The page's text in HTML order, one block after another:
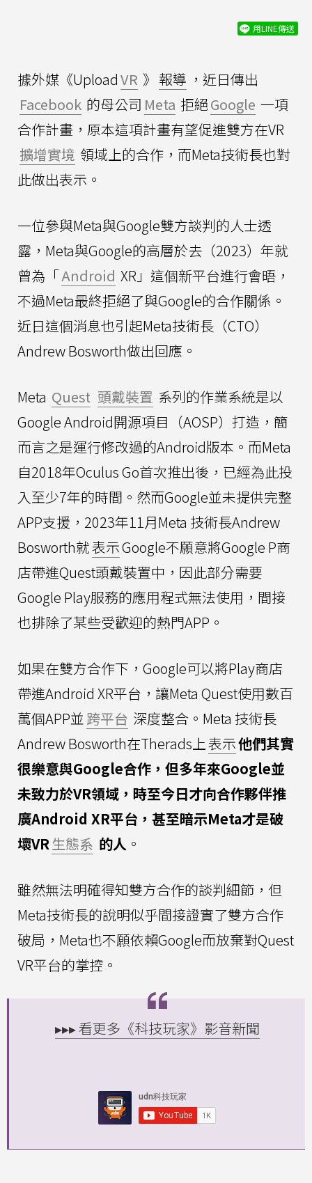
用LINE傳送
據外媒《UploadVR 》 報導 ，近日傳出
Facebook 的母公司 Meta 拒絕Google 一項
合作計畫，原本這項計畫有望促進雙方在VR
擴增實境 領域上的合作，而Meta技術長也對
此做出表示。
一位參與Meta與Google雙方談判的人士透
露，Meta與Google的高層於去（2023）年就
曾為「Android XR」這個新平台進行會晤，
不過Meta最終拒絕了與Google的合作關係。
近日這個消息也引起Meta技術長（CTO）
Andrew Bosworth做出回應。
Meta Quest 頭戴裝置 系列的作業系統是以
Google Android開源項目（AOSP）打造，簡
而言之是運行修改過的Android版本。而Meta
自2018年Oculus Go首次推出後，已經為此投
入至少7年的時間。然而Google並未提供完整
APP支援，2023年11月Meta 技術長Andrew
Bosworth就表示Google不願意將Google P商
店帶進Quest頭戴裝置中，因此部分需要
Google Play服務的應用程式無法使用，間接
也排除了某些受歡迎的熱門APP。
如果在雙方合作下，Google可以將Play商店
帶進Android XR平台，讓Meta Quest使用數百
萬個APP並 跨平台 深度整合。Meta 技術長
Andrew Bosworth在Therads上表示他們其實
很樂意與Google合作，但多年來Google並
未致力於VR領域，時至今日才向合作夥伴推
廣Android XR平台，甚至暗示Meta才是破
壞VR生態系 的人 。
雖然無法明確得知雙方合作的談判細節，但
Meta技術長的說明似乎間接證實了雙方合作
破局，Meta也不願依賴Google而放棄對Quest
VR平台的掌控。
▸▸▸ 看更多《科技玩家》影音新聞